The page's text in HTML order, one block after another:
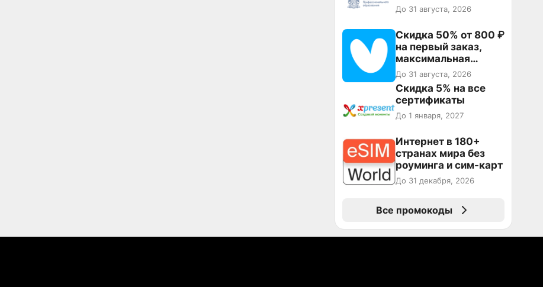
До 31 августа, 2026
Скидка 50% от 800 ₽
на первый заказ,
максимальная
скидка 600 ₽
До 31 августа, 2026
Скидка 5% на все
сертификаты
До 1 января, 2027
Интернет в 180+
странах мира без
роуминга и сим-карт
До 31 декабря, 2026
Все промокоды